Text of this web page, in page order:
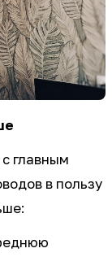
главным
в пользу